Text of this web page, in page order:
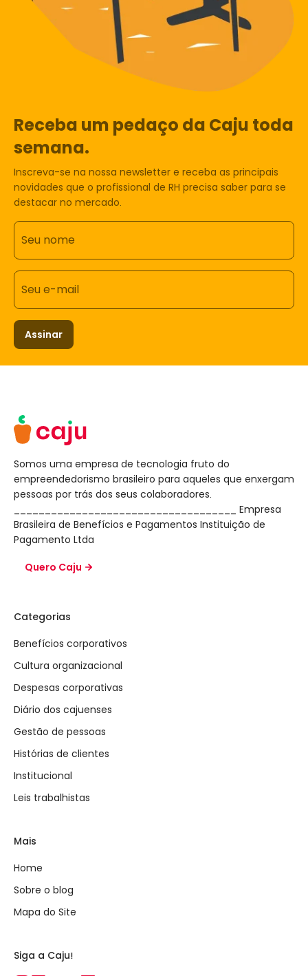
Receba um pedaço da Caju toda
semana.
Inscreva-se na nossa newsletter e receba as principais
novidades que o profissional de RH precisa saber para se
destacar no mercado.
Seu nome
Seu e-mail
Assinar
Somos uma empresa de tecnologia fruto do
empreendedorismo brasileiro para aqueles que enxergam
pessoas por trás dos seus colaboradores.
____________________________________ Empresa
Brasileira de Benefícios e Pagamentos Instituição de
Pagamento Ltda
Quero Caju
Categorias
Benefícios corporativos
Cultura organizacional
Despesas corporativas
Diário dos cajuenses
Gestão de pessoas
Histórias de clientes
Institucional
Leis trabalhistas
Mais
Home
Sobre o blog
Mapa do Site
Siga a Caju!